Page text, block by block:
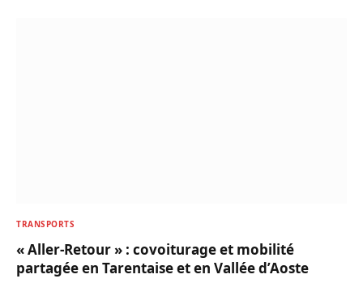
TRANSPORTS
« Aller-Retour » : covoiturage et mobilité
partagée en Tarentaise et en Vallée d’Aoste